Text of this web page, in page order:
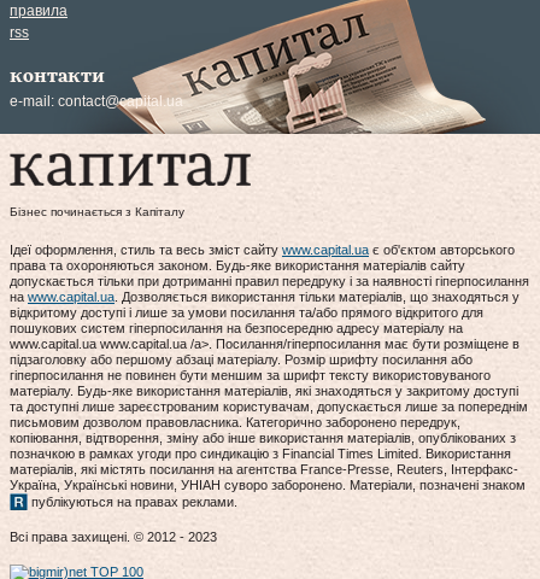
правила
rss
контакти
e-mail: contact@capital.ua
Бізнес починається з Капіталу
Ідеї оформлення, стиль та весь зміст сайту www.capital.ua є об'єктом авторського
права та охороняються законом. Будь-яке використання матеріалів сайту
допускається тільки при дотриманні правил передруку і за наявності гіперпосилання
на www.capital.ua . Дозволяється використання тільки матеріалів, що знаходяться у
відкритому доступі і лише за умови посилання та/або прямого відкритого для
пошукових систем гіперпосилання на безпосередню адресу матеріалу на
www.capital.ua www.capital.ua /a>. Посилання/гіперпосилання має бути розміщене в
підзаголовку або першому абзаці матеріалу. Розмір шрифту посилання або
гіперпосилання не повинен бути меншим за шрифт тексту використовуваного
матеріалу. Будь-яке використання матеріалів, які знаходяться у закритому доступі
та доступні лише зареєстрованим користувачам, допускається лише за попереднім
письмовим дозволом правовласника. Категорично заборонено передрук,
копіювання, відтворення, зміну або інше використання матеріалів, опублікованих з
позначкою в рамках угоди про синдикацію з Financial Times Limited. Використання
матеріалів, які містять посилання на агентства France-Presse, Reuters, Інтерфакс-
Україна, Українські новини, УНІАН суворо заборонено. Матеріали, позначені знаком
публікуються на правах реклами.
Всі права захищені. © 2012 - 2023